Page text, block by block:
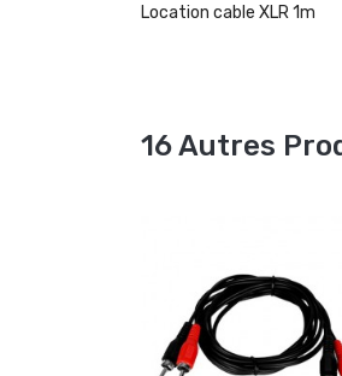
Location cable XLR 1m
16 Autres